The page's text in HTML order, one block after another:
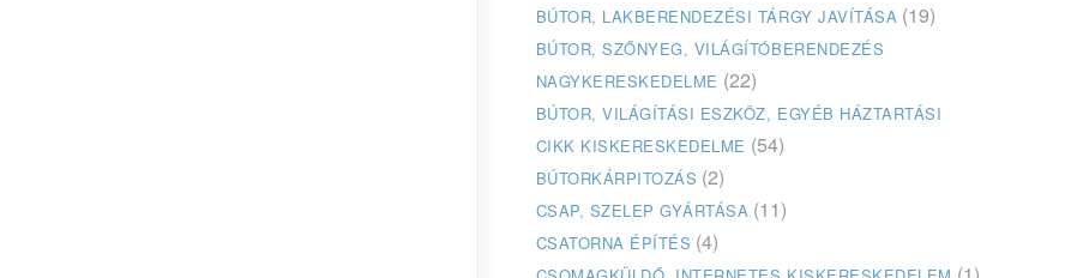
BÚTOR, LAKBERENDEZÉSI TÁRGY JAVÍTÁSA (19)
BÚTOR, SZŐNYEG, VILÁGÍTÓBERENDEZÉS
NAGYKERESKEDELME (22)
BÚTOR, VILÁGÍTÁSI ESZKÖZ, EGYÉB HÁZTARTÁSI
CIKK KISKERESKEDELME (54)
BÚTORKÁRPITOZÁS (2)
CSAP, SZELEP GYÁRTÁSA (11)
CSATORNA ÉPÍTÉS (4)